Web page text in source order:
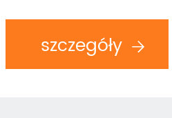
szczegóły